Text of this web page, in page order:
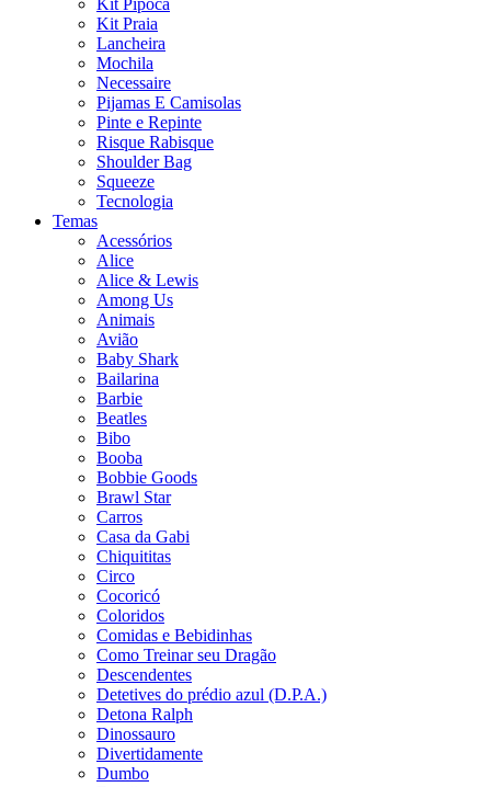
Kit Pipoca
Kit Praia
Lancheira
Mochila
Necessaire
Pijamas E Camisolas
Pinte e Repinte
Risque Rabisque
Shoulder Bag
Squeeze
Tecnologia
Temas
Acessórios
Alice
Alice & Lewis
Among Us
Animais
Avião
Baby Shark
Bailarina
Barbie
Beatles
Bibo
Booba
Bobbie Goods
Brawl Star
Carros
Casa da Gabi
Chiquititas
Circo
Cocoricó
Coloridos
Comidas e Bebidinhas
Como Treinar seu Dragão
Descendentes
Detetives do prédio azul (D.P.A.)
Detona Ralph
Dinossauro
Divertidamente
Dumbo